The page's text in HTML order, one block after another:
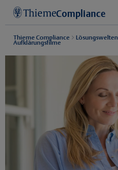
Compliance
Thieme Compliance Lösungswelten
Aufklärungsfilme